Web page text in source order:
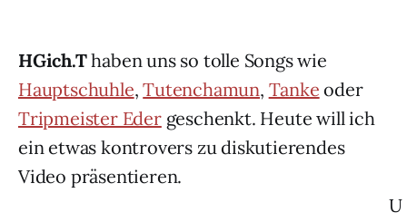
HGich.Thaben uns so tolle Songs wie
Hauptschuhle,Tutenchamun, Tanke oder
Tripmeister Edergeschenkt. Heute will ich
ein etwas kontrovers zu diskutierendes
Video präsentieren.
U